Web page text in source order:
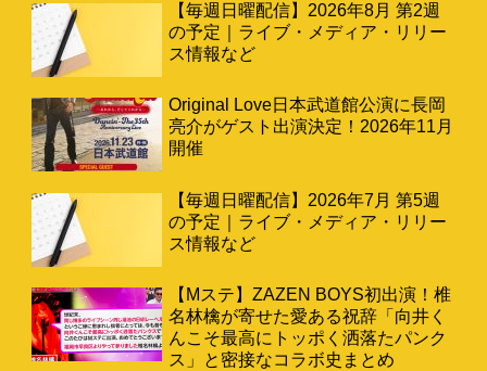
【毎週日曜配信】2026年8月 第2週
の予定｜ライブ・メディア・リリー
ス情報など
Original Love日本武道館公演に長岡
亮介がゲスト出演決定！2026年11月
開催
【毎週日曜配信】2026年7月 第5週
の予定｜ライブ・メディア・リリー
ス情報など
【Mステ】ZAZEN BOYS初出演！椎
名林檎が寄せた愛ある祝辞「向井く
んこそ最高にトッポく洒落たパンク
ス」と密接なコラボ史まとめ